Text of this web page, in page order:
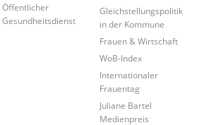
Öffentlicher
Gesundheitsdienst
Gleichstellungspolitik
in der Kommune
Frauen & Wirtschaft
WoB-Index
Internationaler
Frauentag
Juliane Bartel
Medienpreis